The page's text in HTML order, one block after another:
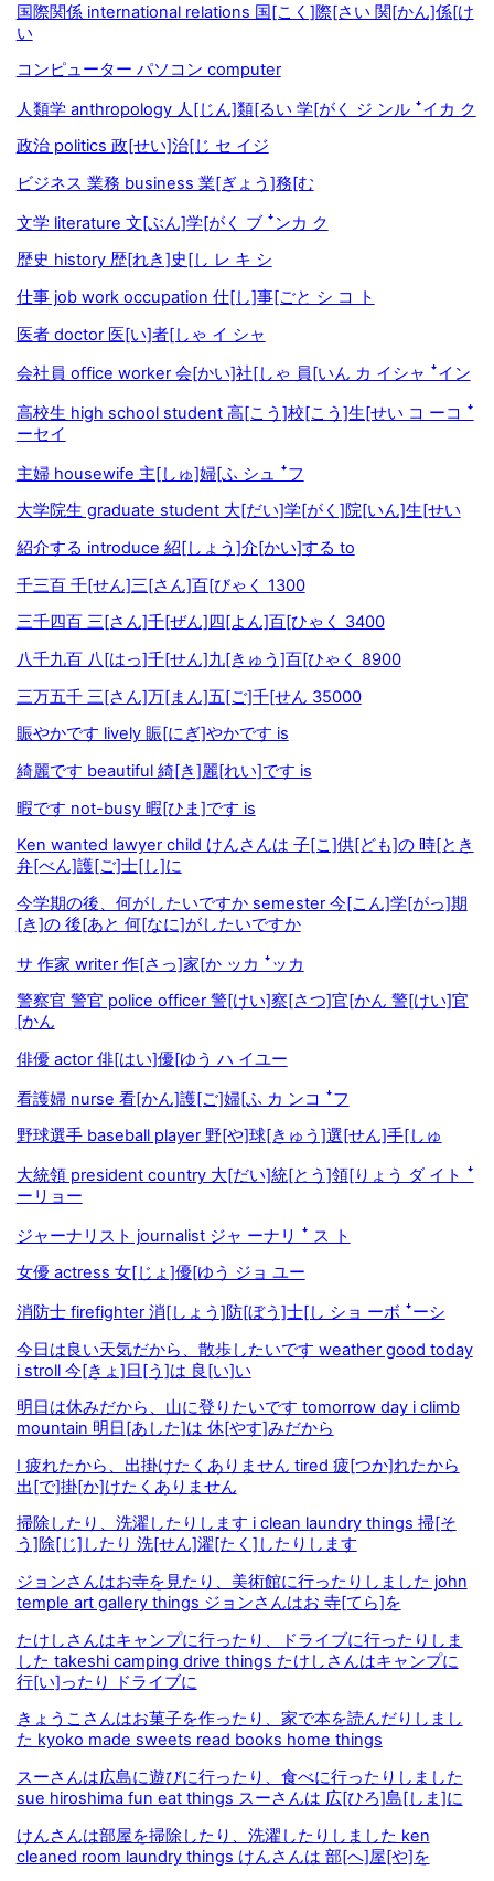
国際関係 international relations 国[こく]際[さい 関[かん]係[け
い
コンピューター パソコン computer
人類学 anthropology 人[じん]類[るい 学[がく ジ ンル ꜜイカ ク
政治 politics 政[せい]治[じ セ イジ
ビジネス 業務 business 業[ぎょう]務[む
文学 literature 文[ぶん]学[がく ブ ꜜンカ ク
歴史 history 歴[れき]史[し レ キ シ
仕事 job work occupation 仕[し]事[ごと シ コ ト
医者 doctor 医[い]者[しゃ イ シャ
会社員 office worker 会[かい]社[しゃ 員[いん カ イシャ ꜜイン
高校生 high school student 高[こう]校[こう]生[せい コ ーコ ꜜ
ーセイ
主婦 housewife 主[しゅ]婦[ふ シュ ꜜフ
大学院生 graduate student 大[だい]学[がく]院[いん]生[せい
紹介する introduce 紹[しょう]介[かい]する to
千三百 千[せん]三[さん]百[びゃく 1300
三千四百 三[さん]千[ぜん]四[よん]百[ひゃく 3400
八千九百 八[はっ]千[せん]九[きゅう]百[ひゃく 8900
三万五千 三[さん]万[まん]五[ご]千[せん 35000
賑やかです lively 賑[にぎ]やかです is
綺麗です beautiful 綺[き]麗[れい]です is
暇です not-busy 暇[ひま]です is
Ken wanted lawyer child けんさんは 子[こ]供[ども]の 時[とき
弁[べん]護[ご]士[し]に
今学期の後、何がしたいですか semester 今[こん]学[がっ]期
[き]の 後[あと 何[なに]がしたいですか
サ 作家 writer 作[さっ]家[か ッカ ꜜッカ
警察官 警官 police officer 警[けい]察[さつ]官[かん 警[けい]官
[かん
俳優 actor 俳[はい]優[ゆう ハ イユー
看護婦 nurse 看[かん]護[ご]婦[ふ カ ンコ ꜜフ
野球選手 baseball player 野[や]球[きゅう]選[せん]手[しゅ
大統領 president country 大[だい]統[とう]領[りょう ダ イト ꜜ
ーリョー
ジャーナリスト journalist ジャ ーナリ ꜜ ス ト
女優 actress 女[じょ]優[ゆう ジョ ユー
消防士 firefighter 消[しょう]防[ぼう]士[し ショ ーボ ꜜーシ
今日は良い天気だから、散歩したいです weather good today
i stroll 今[きょ]日[う]は 良[い]い
明日は休みだから、山に登りたいです tomorrow day i climb
mountain 明日[あした]は 休[やす]みだから
I 疲れたから、出掛けたくありません tired 疲[つか]れたから
出[で]掛[か]けたくありません
掃除したり、洗濯したりします i clean laundry things 掃[そ
う]除[じ]したり 洗[せん]濯[たく]したりします
ジョンさんはお寺を見たり、美術館に行ったりしました john
temple art gallery things ジョンさんはお 寺[てら]を
たけしさんはキャンプに行ったり、ドライブに行ったりしま
した takeshi camping drive things たけしさんはキャンプに
行[い]ったり ドライブに
きょうこさんはお菓子を作ったり、家で本を読んだりしまし
た kyoko made sweets read books home things
スーさんは広島に遊びに行ったり、食べに行ったりしました
sue hiroshima fun eat things スーさんは 広[ひろ]島[しま]に
けんさんは部屋を掃除したり、洗濯したりしました ken
cleaned room laundry things けんさんは 部[へ]屋[や]を